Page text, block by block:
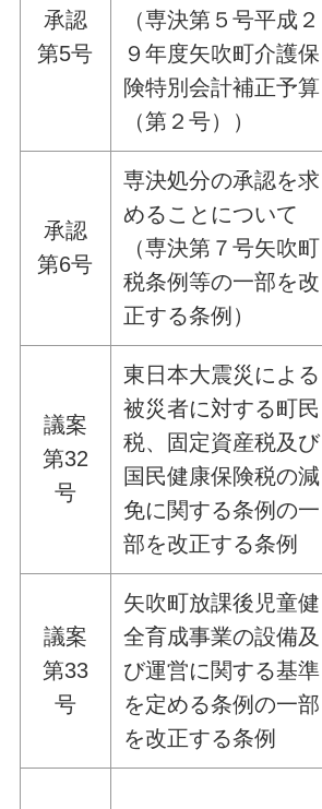
承認
第5号
（専決第５号平成２
９年度矢吹町介護保
険特別会計補正予算
（第２号））
承認
第6号
専決処分の承認を求
めることについて
（専決第７号矢吹町
税条例等の一部を改
正する条例）
議案
第32
号
東日本大震災による
被災者に対する町民
税、固定資産税及び
国民健康保険税の減
免に関する条例の一
部を改正する条例
議案
第33
号
矢吹町放課後児童健
全育成事業の設備及
び運営に関する基準
を定める条例の一部
を改正する条例